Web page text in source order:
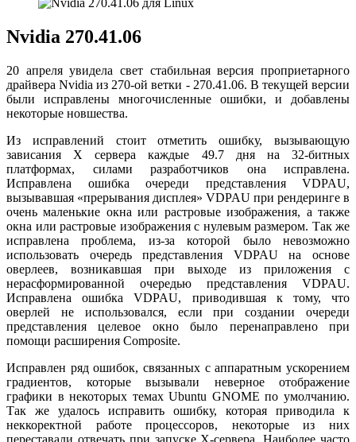
Nvidia 270.41.06
20 апреля увидела свет стабильная версия проприетарного
драйвера Nvidia из 270-ой ветки - 270.41.06. В текущей версии
были исправлены многочисленные ошибки, и добавлены
некоторые новшества.
Из исправлений стоит отметить ошибку, вызывающую
зависания X сервера каждые 49.7 дня на 32-битных
платформах, силами разработчиков она исправлена.
Исправлена ошибка очереди представления VDPAU,
вызывавшая «прерывания дисплея» VDPAU при рендеринге в
очень маленькие окна или растровые изображения, а также
окна или растровые изображения с нулевым размером. Так же
исправлена проблема, из-за которой было невозможно
использовать очередь представления VDPAU на основе
оверлеев, возникавшая при выходе из приложения с
нерасформированной очередью представления VDPAU.
Исправлена ошибка VDPAU, приводившая к тому, что
оверлей не использовался, если при создании очереди
представления целевое окно было перенаправлено при
помощи расширения Composite.
Исправлен ряд ошибок, связанных с аппаратным ускорением
градиентов, которые вызывали неверное отображение
графики в некоторых темах Ubuntu GNOME по умолчанию.
Так же удалось исправить ошибку, которая приводила к
неккоректной работе процессоров, некоторые из них